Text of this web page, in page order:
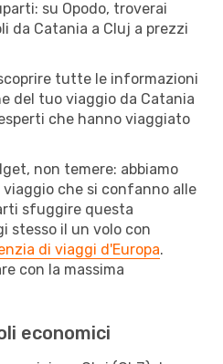
su Opodo, troverai
da Catania a Cluj a prezzi
tutte le informazioni
del tuo viaggio da Catania
che hanno viaggiato
non temere: abbiamo
che si confanno alle
sfuggire questa
stesso il un volo con
di viaggi d'Europa.
con la massima
economici